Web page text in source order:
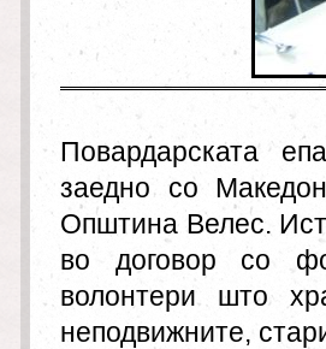
Повардарската
заедно со
Општина Велес.
во договор со
волонтери што
неподвижните,